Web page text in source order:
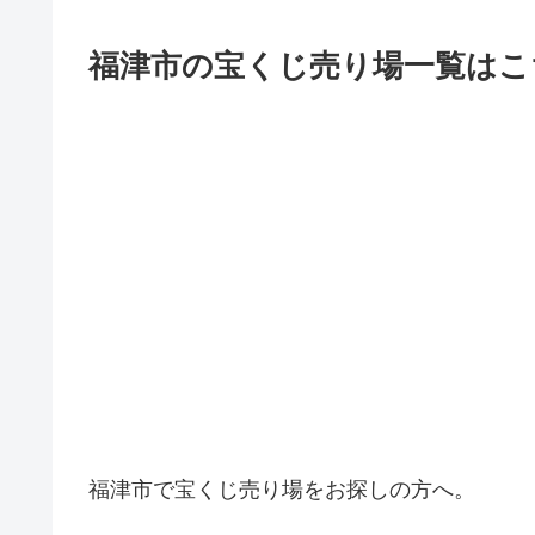
福津市の宝くじ売り場一覧は
福津市で宝くじ売り場をお探しの方へ。